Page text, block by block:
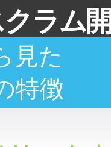
ラム
見た
特徴